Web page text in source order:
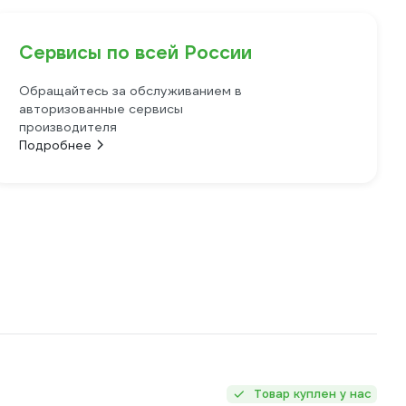
Сервисы по всей России
Обращайтесь за обслуживанием в
авторизованные сервисы
производителя
Подробнее
Товар куплен у нас